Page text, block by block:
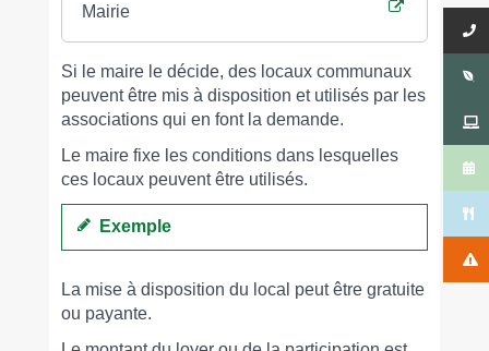
Mairie
Si le maire le décide, des locaux communaux
peuvent être mis à disposition et utilisés par les
associations qui en font la demande.
Le maire fixe les conditions dans lesquelles
ces locaux peuvent être utilisés.
Exemple
La mise à disposition du local peut être gratuite
ou payante.